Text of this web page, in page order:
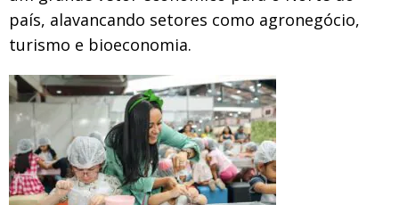
país, alavancando setores como agronegócio,
turismo e bioeconomia.